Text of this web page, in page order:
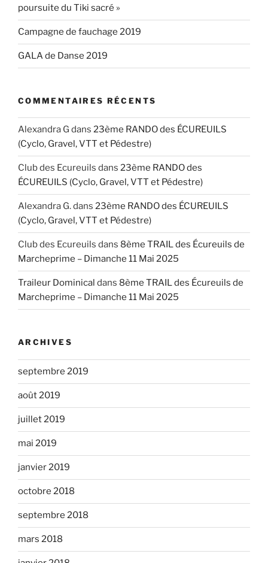
poursuite du Tiki sacré »
Campagne de fauchage 2019
GALA de Danse 2019
COMMENTAIRES RÉCENTS
Alexandra G dans 23ème RANDO des ÉCUREUILS
(Cyclo, Gravel, VTT et Pédestre)
Club des Ecureuils dans 23ème RANDO des
ÉCUREUILS (Cyclo, Gravel, VTT et Pédestre)
Alexandra G.dans 23ème RANDO des ÉCUREUILS
(Cyclo, Gravel, VTT et Pédestre)
Club des Ecureuils dans 8ème TRAIL des Écureuils de
Marcheprime – Dimanche 11 Mai 2025
Traileur Dominical dans 8ème TRAIL des Écureuils de
Marcheprime – Dimanche 11 Mai 2025
ARCHIVES
septembre 2019
août 2019
juillet 2019
mai 2019
janvier 2019
octobre 2018
septembre 2018
mars 2018